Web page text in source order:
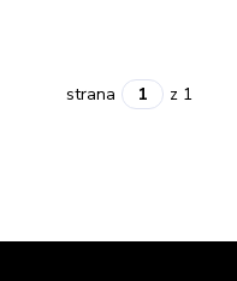
strana z 1